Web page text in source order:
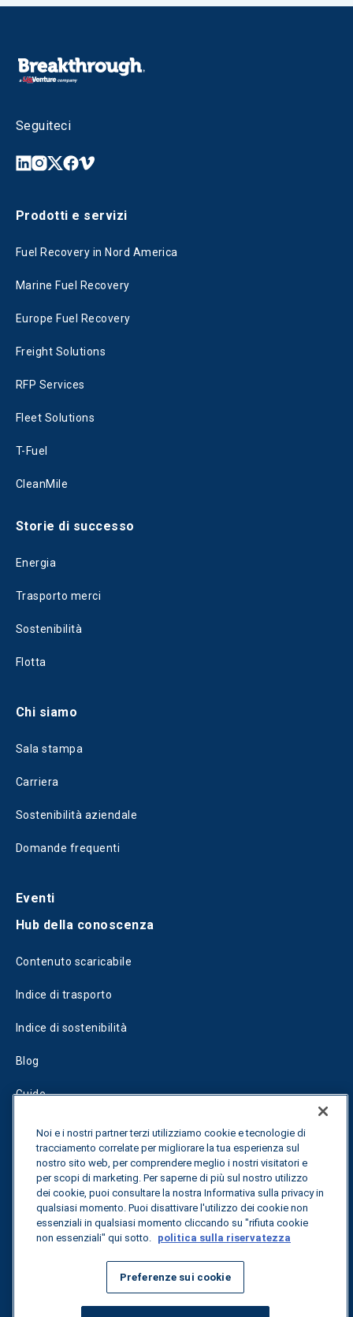
Seguiteci
Prodotti e servizi
Fuel Recovery in Nord America
Marine Fuel Recovery
Europe Fuel Recovery
Freight Solutions
RFP Services
Fleet Solutions
T-Fuel
CleanMile
Storie di successo
Energia
Trasporto merci
Sostenibilità
Flotta
Chi siamo
Sala stampa
Carriera
Sostenibilità aziendale
Domande frequenti
Eventi
Hub della conoscenza
Contenuto scaricabile
Indice di trasporto
Indice di sostenibilità
Blog
Guide
Fuel Savings Calculator
Calcolatore di ottimizzazione dei trasporti
Tracciamento delle tariffe
Contattateci
Noi e i nostri partner terzi utilizziamo cookie e tecnologie di
tracciamento correlate per migliorare la tua esperienza sul
nostro sito web, per comprendere meglio i nostri visitatori e
per scopi di marketing. Per saperne di più sul nostro utilizzo
dei cookie, puoi consultare la nostra Informativa sulla privacy in
qualsiasi momento. Puoi disattivare l'utilizzo dei cookie non
essenziali in qualsiasi momento cliccando su "rifiuta cookie
non essenziali" qui sotto. politica sulla riservatezza
Preferenze sui cookie